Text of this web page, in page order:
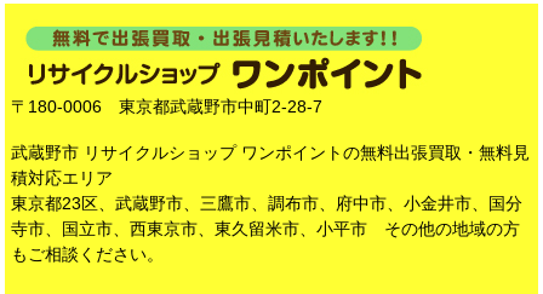
〒180-0006 東京都武蔵野市中町2-28-7
武蔵野市 リサイクルショップ ワンポイントの無料出張買取・無料見
積対応エリア
東京都23区、武蔵野市、三鷹市、調布市、府中市、小金井市、国分
寺市、国立市、西東京市、東久留米市、小平市 その他の地域の方
もご相談ください。